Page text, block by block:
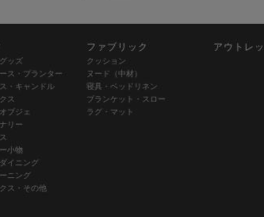
ッズ
ス・プランター
・キャンドル
ス
ブジェ
リー
小物
イニング
ニング
ス・その他
ファブリック
クッション
ヌード（中材）
寝具・ベッドリネン
ブランケット・スロー
ラグ・マット
アウトレ